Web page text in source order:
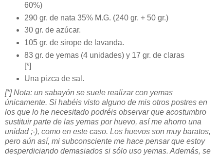
60%)
290 gr. de nata 35% M.G. (240 gr. + 50 gr.)
30 gr. de azúcar.
105 gr. de sirope de lavanda.
83 gr. de yemas (4 unidades) y 17 gr. de claras
[*]
Una pizca de sal.
[*] Nota: un sabayón se suele realizar con yemas
únicamente. Si habéis visto alguno de mis otros postres en
los que lo he necesitado podréis observar que acostumbro
sustituir parte de las yemas por huevo, así me ahorro una
unidad ;-), como en este caso. Los huevos son muy baratos,
pero aún así, mi subconsciente me hace pensar que estoy
desperdiciando demasiados si sólo uso yemas. Además, se